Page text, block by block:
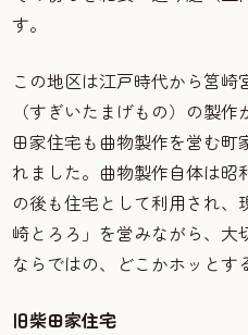
す。
この地区は江戸時代から筥
（すぎいたまげもの）の製
田家住宅も曲物製作を営む町
れました。曲物製作自体は昭
の後も住宅として利用され
崎とろろ」を営みながら、大
ならではの、どこかホッとす
旧柴田家住宅